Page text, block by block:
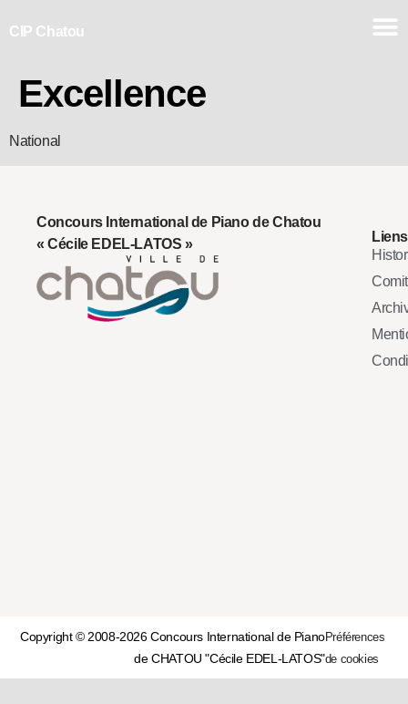
CIP Chatou
Excellence
National
Concours International de Piano de Chatou
« Cécile EDEL-LATOS »
Copyright © 2008-2026 Concours International de Piano
de CHATOU "Cécile EDEL-LATOS"
Préférences
de cookies